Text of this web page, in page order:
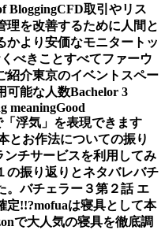
BloggingCFD取引やリス
理を改善するために人間と
かより安価なモニタートッ
べきことすべてファーウ
紹介東京のイベントスペー
可能な人数Bachelor 3
meaningGood
「浮気」を表現できます
とお作法についての振り
ンチサービスを利用してみ
の振り返りとネタバレバチ
。バチェラー３第２話 エ
定!!?mofuaは寝具として本
で大人気の寝具を徹底調